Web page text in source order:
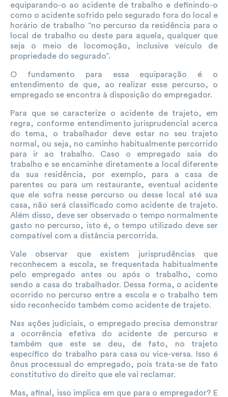
equiparando-o ao acidente de trabalho e definindo-o
como o acidente sofrido pelo segurado fora do local e
horário de trabalho “no percurso da residência para o
local de trabalho ou deste para aquela, qualquer que
seja o meio de locomoção, inclusive veículo de
propriedade do segurado”.
O fundamento para essa equiparação é o
entendimento de que, ao realizar esse percurso, o
empregado se encontra à disposição do empregador.
Para que se caracterize o acidente de trajeto, em
regra, conforme entendimento jurisprudencial acerca
do tema, o trabalhador deve estar no seu trajeto
normal, ou seja, no caminho habitualmente percorrido
para ir ao trabalho. Caso o empregado saia do
trabalho e se encaminhe diretamente a local diferente
da sua residência, por exemplo, para a casa de
parentes ou para um restaurante, eventual acidente
que ele sofra nesse percurso ou desse local até sua
casa, não será classificado como acidente de trajeto.
Além disso, deve ser observado o tempo normalmente
gasto no percurso, isto é, o tempo utilizado deve ser
compatível com a distância percorrida.
Vale observar que existem jurisprudências que
reconhecem a escola, se frequentada habitualmente
pelo empregado antes ou após o trabalho, como
sendo a casa do trabalhador. Dessa forma, o acidente
ocorrido no percurso entre a escola e o trabalho tem
sido reconhecido também como acidente de trajeto.
Nas ações judiciais, o empregado precisa demonstrar
a ocorrência efetiva do acidente de percurso e
também que este se deu, de fato, no trajeto
específico do trabalho para casa ou vice-versa. Isso é
ônus processual do empregado, pois trata-se de fato
constitutivo do direito que ele vai reclamar.
Mas, afinal, isso implica em que para o empregador? E